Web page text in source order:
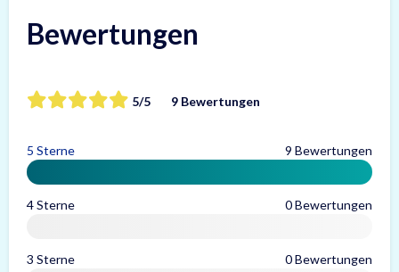
Bewertungen
5/5 9 Bewertungen
5 Sterne 9 Bewertungen
4 Sterne 0 Bewertungen
3 Sterne 0 Bewertungen